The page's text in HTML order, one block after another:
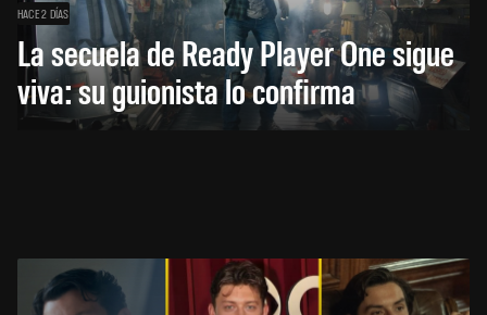
HACE 2 DÍAS
La secuela de Ready Player One sigue
viva: su guionista lo confirma